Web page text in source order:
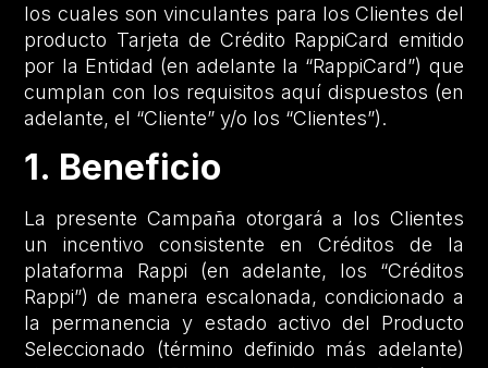
los cuales son vinculantes para los Clientes del
producto Tarjeta de Crédito RappiCard emitido
por la Entidad (en adelante la “RappiCard”) que
cumplan con los requisitos aquí dispuestos (en
adelante, el “Cliente” y/o los “Clientes”).
1. Beneficio
La presente Campaña otorgará a los Clientes
un incentivo consistente en Créditos de la
plataforma Rappi (en adelante, los “Créditos
Rappi”) de manera escalonada, condicionado a
la permanencia y estado activo del Producto
Seleccionado (término definido más adelante)